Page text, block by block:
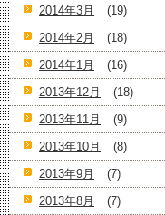
2014年3月
(19)
2014年2月
(18)
2014年1月
(16)
2013年12月
(18)
2013年11月
(9)
2013年10月
(8)
2013年9月
(7)
2013年8月
(7)